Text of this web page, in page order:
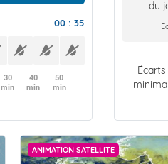
00 : 35
30
min
40
min
50
min
du
ANIMATION SATELLITE